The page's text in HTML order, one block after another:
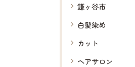
鎌ヶ谷市
白髪染め
カット
ヘアサロン